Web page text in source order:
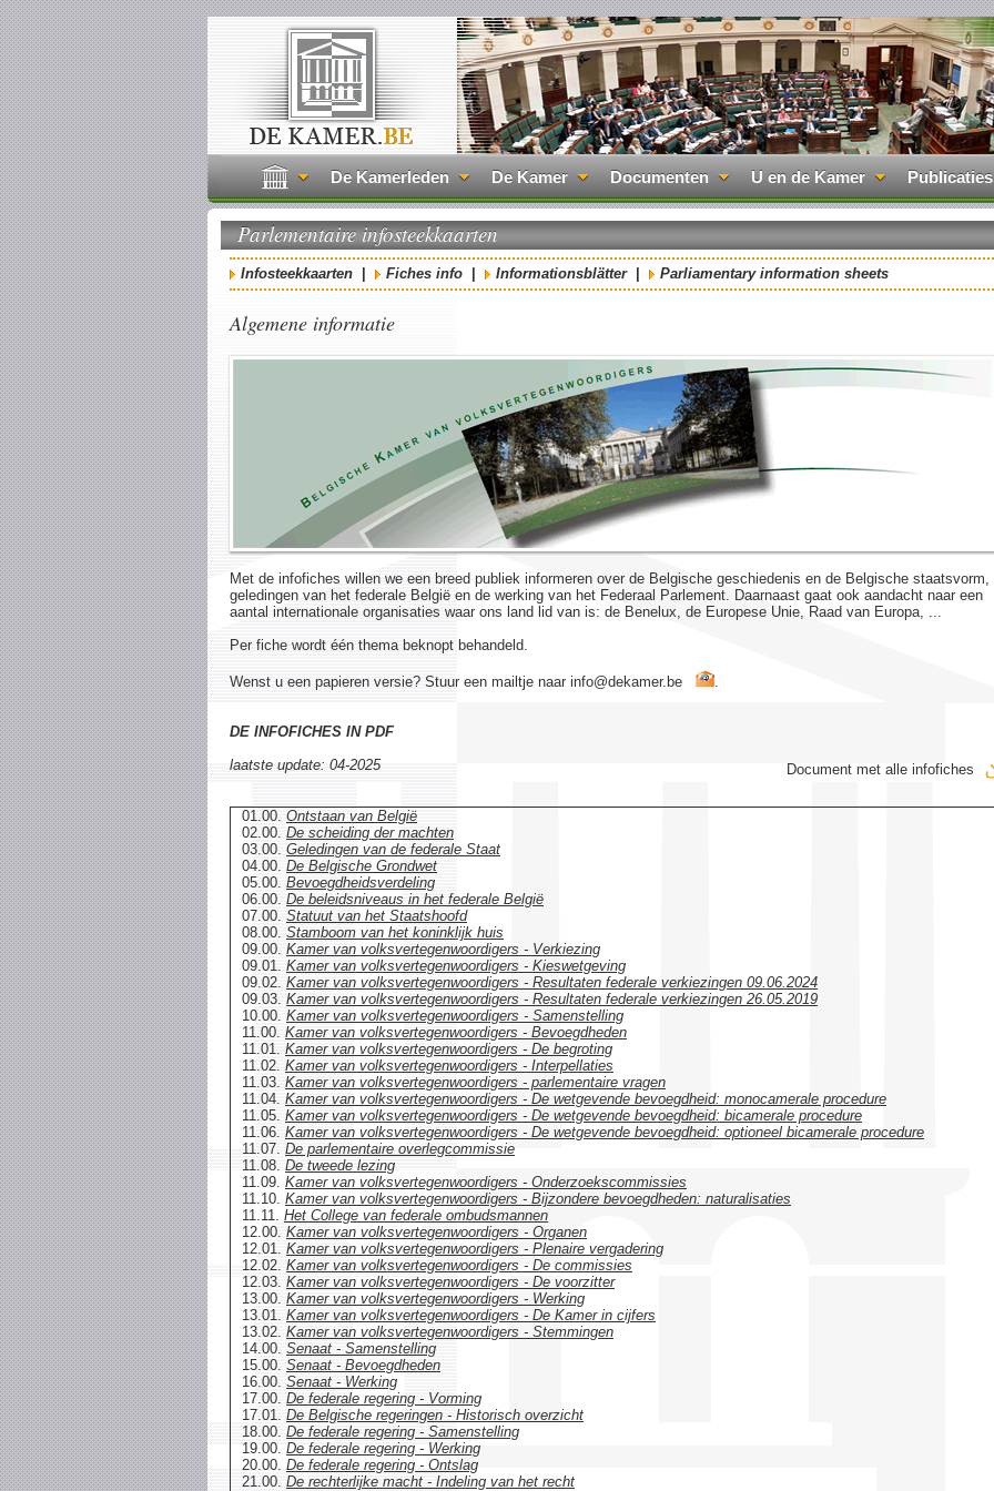
De Kamerleden De Kamer Documenten U en de Kamer Publicaties
Parlementaire infosteekkaarten
Infosteekkaarten Fiches info Informationsblätter| Parliamentary information sheets
Algemene informatie
Met de infofiches willen we een breed publiek informeren over de Belgische geschiedenis en de Belgische staatsvorm,
geledingen van het federale België en de werking van het Federaal Parlement. Daarnaast gaat ook aandacht naar een
aantal internationale organisaties waar ons land lid van is: de Benelux, de Europese Unie, Raad van Europa, ...
Per fiche wordt één thema beknopt behandeld.
Wenst u een papieren versie? Stuur een mailtje naar eb.remaked@ofni .
DE INFOFICHES IN PDF
Document met alle infofiches
laatste update: 04-2025
01.00. Ontstaan van België
02.00. De scheiding der machten
03.00. Geledingen van de federale Staat
04.00. De Belgische Grondwet
05.00. Bevoegdheidsverdeling
06.00. De beleidsniveaus in het federale België
07.00. Statuut van het Staatshoofd
08.00. Stamboom van het koninklijk huis
09.00. Kamer van volksvertegenwoordigers - Verkiezing
09.01. Kamer van volksvertegenwoordigers - Kieswetgeving
09.02. Kamer van volksvertegenwoordigers - Resultaten federale verkiezingen 09.06.2024
09.03. Kamer van volksvertegenwoordigers - Resultaten federale verkiezingen 26.05.2019
10.00. Kamer van volksvertegenwoordigers - Samenstelling
11.00. Kamer van volksvertegenwoordigers - Bevoegdheden
11.01. Kamer van volksvertegenwoordigers - De begroting
11.02. Kamer van volksvertegenwoordigers - Interpellaties
11.03. Kamer van volksvertegenwoordigers - parlementaire vragen
11.04. Kamer van volksvertegenwoordigers - De wetgevende bevoegdheid: monocamerale procedure
11.05. Kamer van volksvertegenwoordigers - De wetgevende bevoegdheid: bicamerale procedure
11.06. Kamer van volksvertegenwoordigers - De wetgevende bevoegdheid: optioneel bicamerale procedure
11.07. De parlementaire overlegcommissie
11.08. De tweede lezing
11.09. Kamer van volksvertegenwoordigers - Onderzoekscommissies
11.10. Kamer van volksvertegenwoordigers - Bijzondere bevoegdheden: naturalisaties
11.11. Het College van federale ombudsmannen
12.00. Kamer van volksvertegenwoordigers - Organen
12.01. Kamer van volksvertegenwoordigers - Plenaire vergadering
12.02. Kamer van volksvertegenwoordigers - De commissies
12.03. Kamer van volksvertegenwoordigers - De voorzitter
13.00. Kamer van volksvertegenwoordigers - Werking
13.01. Kamer van volksvertegenwoordigers - De Kamer in cijfers
13.02. Kamer van volksvertegenwoordigers - Stemmingen
14.00. Senaat - Samenstelling
15.00. Senaat - Bevoegdheden
16.00. Senaat - Werking
17.00. De federale regering - Vorming
17.01. De Belgische regeringen - Historisch overzicht
18.00. De federale regering - Samenstelling
19.00. De federale regering - Werking
20.00. De federale regering - Ontslag
21.00. De rechterlijke macht - Indeling van het recht